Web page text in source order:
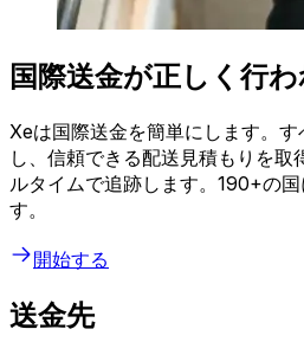
国際送金が正しく行
Xeは国際送金を簡単にします。
し、信頼できる配送見積もりを取
ルタイムで追跡します。190+の
す。
開始する
送金先